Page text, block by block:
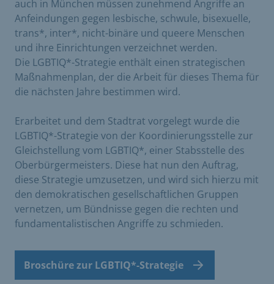
auch in München müssen zunehmend Angriffe an
Anfeindungen gegen lesbische, schwule, bisexuelle,
trans*, inter*, nicht-binäre und queere Menschen
und ihre Einrichtungen verzeichnet werden.
Die LGBTIQ*-Strategie enthält einen strategischen
Maßnahmenplan, der die Arbeit für dieses Thema für
die nächsten Jahre bestimmen wird.
Erarbeitet und dem Stadtrat vorgelegt wurde die
LGBTIQ*-Strategie von der Koordinierungsstelle zur
Gleichstellung vom LGBTIQ*, einer Stabsstelle des
Oberbürgermeisters. Diese hat nun den Auftrag,
diese Strategie umzusetzen, und wird sich hierzu mit
den demokratischen gesellschaftlichen Gruppen
vernetzen, um Bündnisse gegen die rechten und
fundamentalistischen Angriffe zu schmieden.
Broschüre zur LGBTIQ*-Strategie